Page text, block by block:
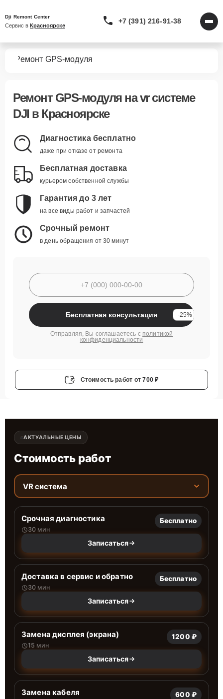
Dji Remont Center
Сервис в Красноярске
+7 (391) 216-91-38
Ремонт GPS-модуля
Ремонт GPS-модуляна vr системе
DJI в Красноярске
Диагностика бесплатно
даже при отказе от ремонта
Бесплатная доставка
курьером собственной службы
Гарантия до 3 лет
на все виды работ и запчастей
Срочный ремонт
в день обращения от 30 минут
Бесплатная консультация -25%
Отправляя, Вы соглашаетесь с политикой
конфиденциальности
Стоимость работ от 700 ₽
АКТУАЛЬНЫЕ ЦЕНЫ
Стоимость работ
VR система
Срочная диагностика
30 мин
Бесплатно
Записаться
Доставка в сервис и обратно
30 мин
Бесплатно
Записаться
Замена дисплея (экрана)
15 мин
1200 ₽
Записаться
Замена кабеля 600 ₽